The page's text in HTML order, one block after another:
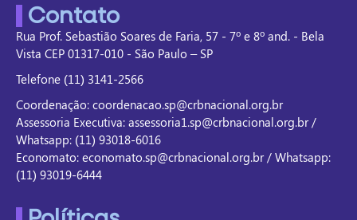
Contato
Rua Prof. Sebastião Soares de Faria, 57 - 7º e 8º and. - Bela
Vista CEP 01317-010 - São Paulo – SP
Telefone (11) 3141-2566
Coordenação: coordenacao.sp@crbnacional.org.br
Assessoria Executiva: assessoria1.sp@crbnacional.org.br /
Whatsapp: (11) 93018-6016
Economato: economato.sp@crbnacional.org.br / Whatsapp:
(11) 93019-6444